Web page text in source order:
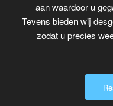
aan waardoor u
Tevens bieden wij
zodat u precies